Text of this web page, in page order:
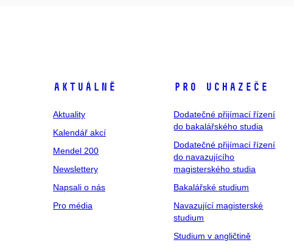
Aktuálně
Aktuality
Kalendář akcí
Mendel 200
Newslettery
Napsali o nás
Pro média
Pro uchazeče
Dodatečné přijímací řízení
do bakalářského studia
Dodatečné přijímací řízení
do navazujícího
magisterského studia
Bakalářské studium
Navazující magisterské
studium
Studium v angličtině